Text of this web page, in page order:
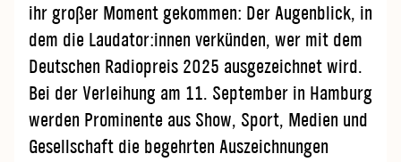
ihr großer Moment gekommen: Der Augenblick, in
dem die Laudator:innen verkünden, wer mit dem
Deutschen Radiopreis 2025 ausgezeichnet wird.
Bei der Verleihung am 11. September in Hamburg
werden Prominente aus Show, Sport, Medien und
Gesellschaft die begehrten Auszeichnungen